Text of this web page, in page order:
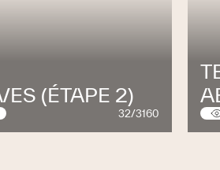
mise en
(ÉTAPE 2)
32/3160